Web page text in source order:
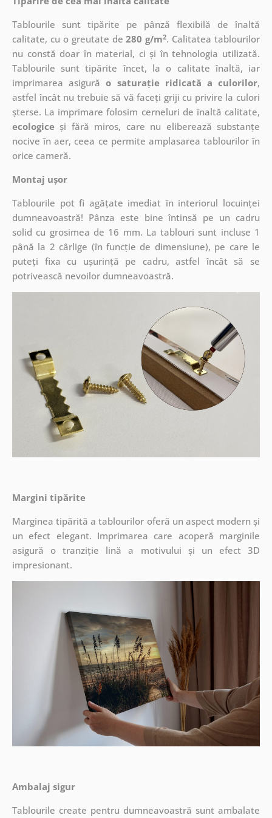
Tablourile sunt tipărite pe pânză flexibilă de înaltă
calitate, cu o greutate de280 g/m2. Calitatea tablourilor
nu constă doar în material, ci și în tehnologia utilizată.
Tablourile sunt tipărite încet, la o calitate înaltă, iar
imprimarea asigurăo saturație ridicată a culorilor,
astfel încât nu trebuie să vă faceți griji cu privire la culori
șterse. La imprimare folosim cerneluri de înaltă calitate,
ecologiceși fără miros, care nu eliberează substanțe
nocive în aer, ceea ce permite amplasarea tablourilor în
orice cameră.
Montaj ușor
Tablourile pot fi agățate imediat în interiorul locuinței
dumneavoastră! Pânza este bine întinsă pe un cadru
solid cu grosimea de 16 mm. La tablouri sunt incluse 1
până la 2 cârlige (în funcție de dimensiune), pe care le
puteți fixa cu ușurință pe cadru, astfel încât să se
potrivească nevoilor dumneavoastră.
Margini tipărite
Marginea tipărită a tablourilor oferă un aspect modern și
un efect elegant. Imprimarea care acoperă marginile
asigură o tranziție lină a motivului și un efect 3D
impresionant.
Ambalaj sigur
Tablourile create pentru dumneavoastră sunt ambalate